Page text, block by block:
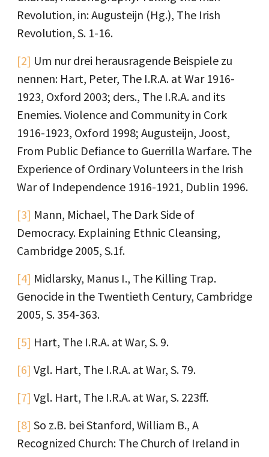
Revolution, in: Augusteijn (Hg.), The Irish
Revolution, S. 1-16.
[2] Um nur drei herausragende Beispiele zu
nennen: Hart, Peter, The I.R.A. at War 1916-
1923, Oxford 2003; ders., The I.R.A. and its
Enemies. Violence and Community in Cork
1916-1923, Oxford 1998; Augusteijn, Joost,
From Public Defiance to Guerrilla Warfare. The
Experience of Ordinary Volunteers in the Irish
War of Independence 1916-1921, Dublin 1996.
[3] Mann, Michael, The Dark Side of
Democracy. Explaining Ethnic Cleansing,
Cambridge 2005, S.1f.
[4] Midlarsky, Manus I., The Killing Trap.
Genocide in the Twentieth Century, Cambridge
2005, S. 354-363.
[5] Hart, The I.R.A. at War, S. 9.
[6] Vgl. Hart, The I.R.A. at War, S. 79.
[7] Vgl. Hart, The I.R.A. at War, S. 223ff.
[8] So z.B. bei Stanford, William B., A
Recognized Church: The Church of Ireland in